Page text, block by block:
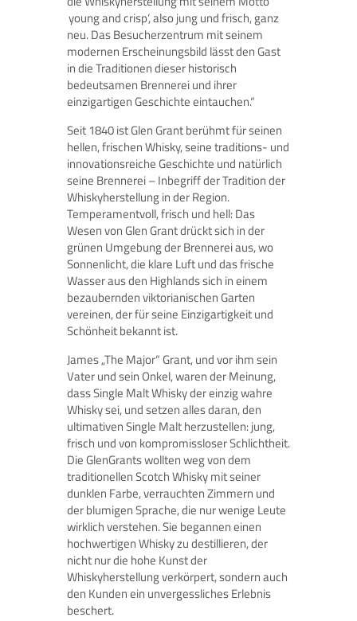
‚young and crisp‘, also jung und frisch, ganz
neu. Das Besucherzentrum mit seinem
modernen Erscheinungsbild lässt den Gast
in die Traditionen dieser historisch
bedeutsamen Brennerei und ihrer
einzigartigen Geschichte eintauchen.“
Seit 1840 ist Glen Grant berühmt für seinen
hellen, frischen Whisky, seine traditions- und
innovationsreiche Geschichte und natürlich
seine Brennerei – Inbegriff der Tradition der
Whiskyherstellung in der Region.
Temperamentvoll, frisch und hell: Das
Wesen von Glen Grant drückt sich in der
grünen Umgebung der Brennerei aus, wo
Sonnenlicht, die klare Luft und das frische
Wasser aus den Highlands sich in einem
bezaubernden viktorianischen Garten
vereinen, der für seine Einzigartigkeit und
Schönheit bekannt ist.
James „The Major“ Grant, und vor ihm sein
Vater und sein Onkel, waren der Meinung,
dass Single Malt Whisky der einzig wahre
Whisky sei, und setzen alles daran, den
ultimativen Single Malt herzustellen: jung,
frisch und von kompromissloser Schlichtheit.
Die GlenGrants wollten weg von dem
traditionellen Scotch Whisky mit seiner
dunklen Farbe, verrauchten Zimmern und
der blumigen Sprache, die nur wenige Leute
wirklich verstehen. Sie begannen einen
hochwertigen Whisky zu destillieren, der
nicht nur die hohe Kunst der
Whiskyherstellung verkörpert, sondern auch
den Kunden ein unvergessliches Erlebnis
beschert.